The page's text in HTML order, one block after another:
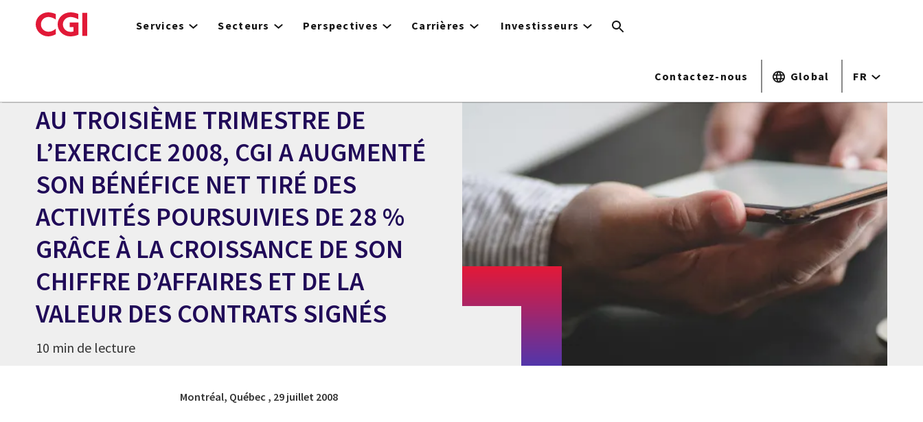
to
Services Secteurs Perspectives Carrières Investisseurs
Contactez-nous Global FR
AU TROISIÈME TRIMESTRE DE
L’EXERCICE 2008, CGI A AUGMENTÉ
SON BÉNÉFICE NET TIRÉ DES
ACTIVITÉS POURSUIVIES DE 28 %
GRÂCE À LA CROISSANCE DE SON
CHIFFRE D’AFFAIRES ET DE LA
VALEUR DES CONTRATS SIGNÉS
10 min de lecture
Montréal, Québec , 29 juillet 2008